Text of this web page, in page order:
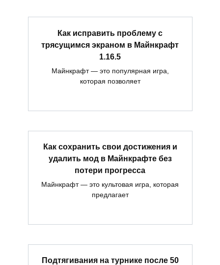
Как исправить проблему с
трясущимся экраном в Майнкрафт
1.16.5
Майнкрафт — это популярная игра,
которая позволяет
Как сохранить свои достижения и
удалить мод в Майнкрафте без
потери прогресса
Майнкрафт — это культовая игра, которая
предлагает
Подтягивания на турнике после 50